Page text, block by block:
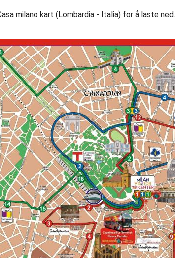
milano kart (Lombardia - Italia) for å laste ned.